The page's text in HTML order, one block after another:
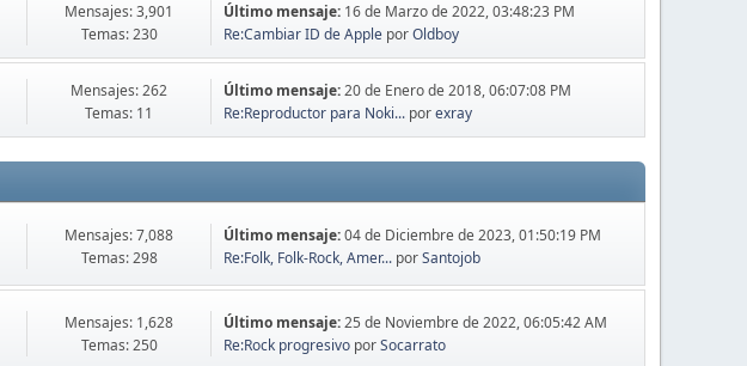
Mensajes: 3,901
Temas: 230
Último mensaje: 16 de Marzo de 2022, 03:48:23 PM
Re:Cambiar ID de Apple porOldboy
Mensajes: 262
Temas: 11
Último mensaje:20 de Enero de 2018, 06:07:08 PM
Re:Reproductor para Noki... porexray
Mensajes: 7,088
Temas: 298
Último mensaje:04 de Diciembre de 2023, 01:50:19 PM
Re:Folk, Folk-Rock, Amer... porSantojob
Mensajes: 1,628
Temas: 250
Último mensaje:25 de Noviembre de 2022, 06:05:42 AM
Re:Rock progresivo porSocarrato